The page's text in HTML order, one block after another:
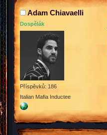
Adam Chiavaelli
Dospělák
Příspěvků: 186
Italian Mafia Inductee